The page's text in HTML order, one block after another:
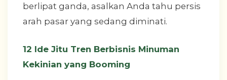
berlipat ganda, asalkan Anda tahu persis
arah pasar yang sedang diminati.
12 Ide Jitu Tren Berbisnis Minuman
Kekinian yang Booming